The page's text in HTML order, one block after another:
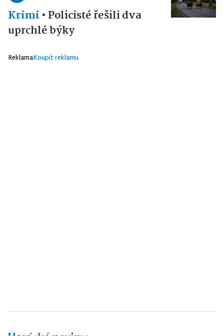
Krimi • Policisté řešili dva
uprchlé býky
ReklamaKoupit reklamu